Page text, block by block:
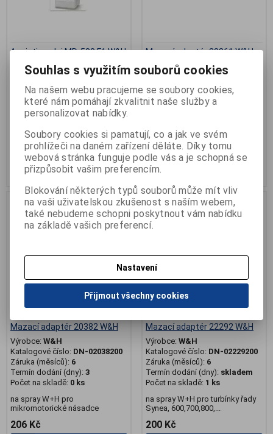
Assistina olej MD-500 F1 W&H
Výrobce: W&H
Katalogové číslo: DN-02675910
Záruka (měsíců):6
Termín dodání (dny): 7
Počet na skladě: 0 ks
W+H
1 982 Kč
Přidat do košíku
Mazací adaptér 20361 W&H
Výrobce:W&H
Katalogové číslo:DN-02036100
Záruka (měsíců):6
Termín dodání (dny):
Počet na skladě: 0 ks
mazání turbín
206 Kč
ZP pro odborníky
Mazací adaptér 20382 W&H
Výrobce: W&H
Katalogové číslo: DN-02038200
Záruka (měsíců): 6
Termín dodání (dny): 3
Počet na skladě: 0 ks
na spray W+H pro
mikromotorické násadce
206 Kč
ZP pro odborníky
Mazací adaptér 22292 W&H
Výrobce: W&H
Katalogové číslo: DN-02229200
Záruka (měsíců): 6
Termín dodání (dny): skladem
Počet na skladě: 1 ks
na spray W+H pro turbínky řady
Synea, 600,700,800,...
200 Kč
Souhlas s využitím souborů cookies
Na našem webu pracujeme se soubory cookies,
které nám pomáhají zkvalitnit naše služby a
personalizovat nabídky.
Soubory cookies si pamatují, co a jak ve svém
prohlížeči na daném zařízení děláte. Díky tomu
webová stránka funguje podle vás a je schopná se
přizpůsobit vašim preferencím.
Blokování některých typů souborů může mít vliv
na vaši uživatelskou zkušenost s naším webem,
také nebudeme schopni poskytnout vám nabídku
na základě vašich preferencí.
Nastavení
Přijmout všechny cookies